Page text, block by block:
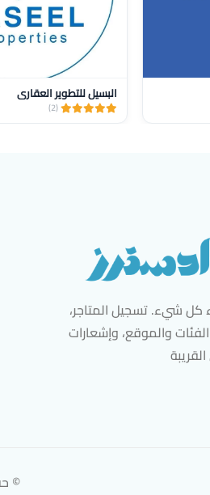
البسيل للتطوير العقاري
(2)
شيء. تسجيل المتاجر،
والموقع، وإشعارات
©